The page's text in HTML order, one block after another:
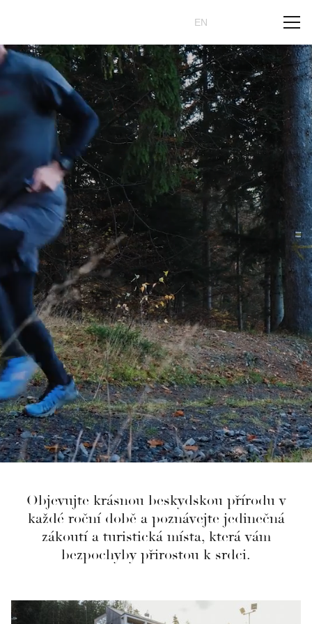
EN
Objevujte krásnou beskydskou přírodu v
každé roční době a poznávejte jedinečná
zákoutí a turistická místa, která vám
bezpochyby přirostou k srdci.